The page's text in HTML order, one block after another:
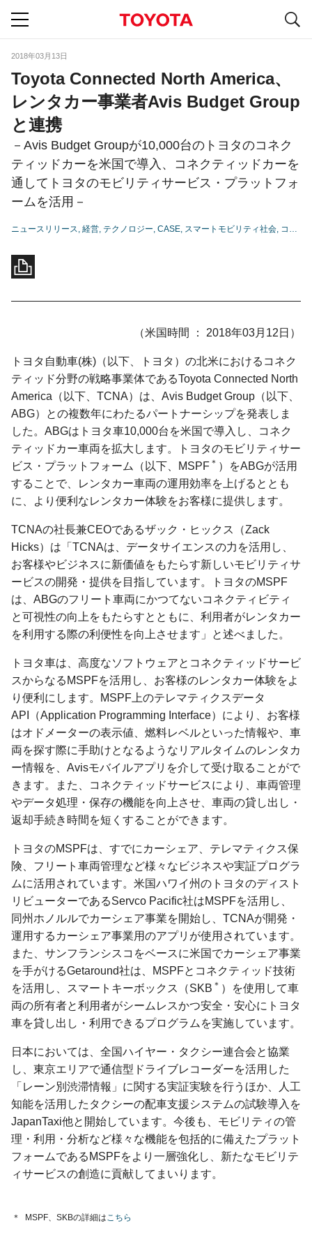
2018年03月13日
Toyota Connected North America、
レンタカー事業者Avis Budget Group
と連携
－Avis Budget Groupが10,000台のトヨタのコネク
ティッドカーを米国で導入、コネクティッドカーを
通してトヨタのモビリティサービス・プラットフォ
ームを活用－
ニュースリリース 経営 テクノロジー CASE スマートモビリティ社会 コネクティッド
（米国時間 ： 2018年03月12日）
トヨタ自動車(株)（以下、トヨタ）の北米におけるコネク
ティッド分野の戦略事業体であるToyota Connected North
America（以下、TCNA）は、Avis Budget Group（以下、
ABG）との複数年にわたるパートナーシップを発表しま
した。ABGはトヨタ車10,000台を米国で導入し、コネク
ティッドカー車両を拡大します。トヨタのモビリティサー
ビス・プラットフォーム（以下、MSPF ＊ ）をABGが活用
することで、レンタカー車両の運用効率を上げるととも
に、より便利なレンタカー体験をお客様に提供します。
TCNAの社長兼CEOであるザック・ヒックス（Zack
Hicks）は「TCNAは、データサイエンスの力を活用し、
お客様やビジネスに新価値をもたらす新しいモビリティサ
ービスの開発・提供を目指しています。トヨタのMSPF
は、ABGのフリート車両にかつてないコネクティビティ
と可視性の向上をもたらすとともに、利用者がレンタカー
を利用する際の利便性を向上させます」と述べました。
トヨタ車は、高度なソフトウェアとコネクティッドサービ
スからなるMSPFを活用し、お客様のレンタカー体験をよ
り便利にします。MSPF上のテレマティクスデータ
API（Application Programming Interface）により、お客様
はオドメーターの表示値、燃料レベルといった情報や、車
両を探す際に手助けとなるようなリアルタイムのレンタカ
ー情報を、Avisモバイルアプリを介して受け取ることがで
きます。また、コネクティッドサービスにより、車両管理
やデータ処理・保存の機能を向上させ、車両の貸し出し・
返却手続き時間を短くすることができます。
トヨタのMSPFは、すでにカーシェア、テレマティクス保
険、フリート車両管理など様々なビジネスや実証プログラ
ムに活用されています。米国ハワイ州のトヨタのディスト
リビューターであるServco Pacific社はMSPFを活用し、
同州ホノルルでカーシェア事業を開始し、TCNAが開発・
運用するカーシェア事業用のアプリが使用されています。
また、サンフランシスコをベースに米国でカーシェア事業
を手がけるGetaround社は、MSPFとコネクティッド技術
を活用し、スマートキーボックス（SKB ＊ ）を使用して車
両の所有者と利用者がシームレスかつ安全・安心にトヨタ
車を貸し出し・利用できるプログラムを実施しています。
日本においては、全国ハイヤー・タクシー連合会と協業
し、東京エリアで通信型ドライブレコーダーを活用した
「レーン別渋滞情報」に関する実証実験を行うほか、人工
知能を活用したタクシーの配車支援システムの試験導入を
JapanTaxi他と開始しています。今後も、モビリティの管
理・利用・分析など様々な機能を包括的に備えたプラット
フォームであるMSPFをより一層強化し、新たなモビリテ
ィサービスの創造に貢献してまいります。
＊ MSPF、SKBの詳細はこちら